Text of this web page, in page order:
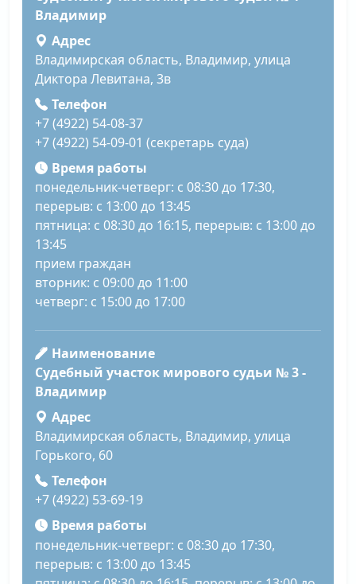
Владимир
Адрес
Владимирская область, Владимир, улица
Диктора Левитана, 3в
Телефон
+7 (4922) 54-08-37
+7 (4922) 54-09-01 (секретарь суда)
Время работы
понедельник-четверг: с 08:30 до 17:30,
перерыв: с 13:00 до 13:45
пятница: с 08:30 до 16:15, перерыв: с 13:00 до
13:45
прием граждан
вторник: с 09:00 до 11:00
четверг: с 15:00 до 17:00
Наименование
Судебный участок мирового судьи № 3 -
Владимир
Адрес
Владимирская область, Владимир, улица
Горького, 60
Телефон
+7 (4922) 53-69-19
Время работы
понедельник-четверг: с 08:30 до 17:30,
перерыв: с 13:00 до 13:45